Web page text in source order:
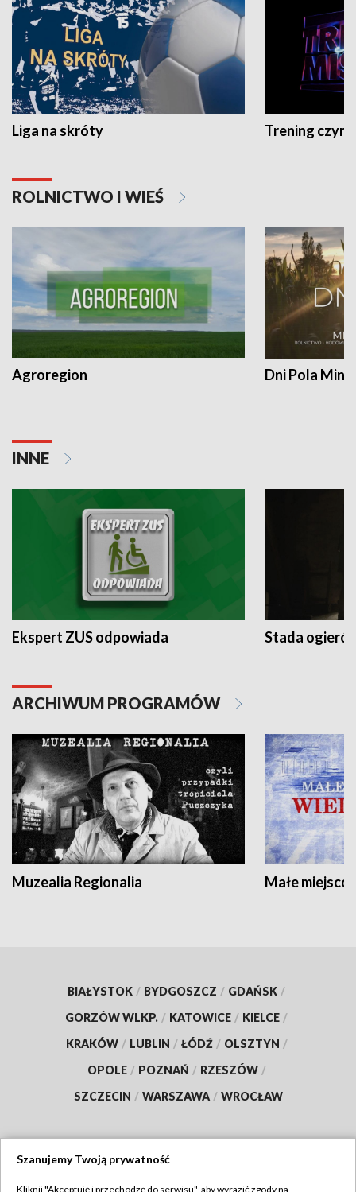
Liga na skróty Trening czyni
ROLNICTWO I WIEŚ
Agroregion Dni Pola
INNE
Ekspert ZUS odpowiada Stada
ARCHIWUM PROGRAMÓW
Muzealia Regionalia Małe
BIAŁYSTOK / BYDGOSZCZ / GDAŃSK /
GORZÓW WLKP. / KATOWICE / KIELCE /
KRAKÓW / LUBLIN / ŁÓDŹ / OLSZTYN /
OPOLE / POZNAŃ / RZESZÓW /
SZCZECIN / WARSZAWA / WROCŁAW
Szanujemy Twoją prywatność
Kliknij "Akceptuję i przechodzę do serwisu", aby wyrazić zgody na